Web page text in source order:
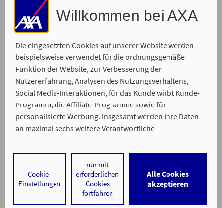
Willkommen bei AXA
Die eingesetzten Cookies auf unserer Website werden
beispielsweise verwendet für die ordnungsgemäße
Funktion der Website, zur Verbesserung der
Nutzererfahrung, Analysen des Nutzungsverhaltens,
Social Media-Interaktionen, für das Kunde wirbt Kunde-
Programm, die Affiliate-Programme sowie für
personalisierte Werbung. Insgesamt werden Ihre Daten
an maximal sechs weitere Verantwortliche
weitergegeben. Bei dem Einsatz der Dienste für Social
Media-Interaktionen und personalisierte Werbung
werden regelmäßig durch den jeweiligen Anbieter
individuelle Profile angelegt und mit Daten von anderen
Webseiten zu umfassenden Nutzungsprofilen von Ihnen
Alle Cookies
akzeptieren
nur mit
erforderlichen
Cookies
fortfahren
Cookie-
Einstellungen
Ort Ihrer Wahl
Wir kommen zu Ihnen und nehmen uns Zeit für Ihr
Telefonisch
Wir rufen Sie zurück. Bitte suchen Sie sich Ihren
Wunschtermin aus, zu dem wir Sie erreichen.
Ein Service von
ImpressumDatenschutz Barrierefreiheit